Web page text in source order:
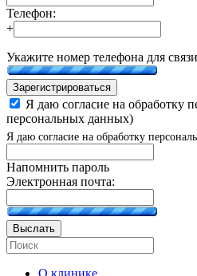
Телефон:
+
Укажите номер телефона для
Зарегистрироваться
Я даю согласие на обработку
персональных данных)
Я даю согласие на обработку
Напомнить пароль
Электронная почта:
Выслать
О клинике